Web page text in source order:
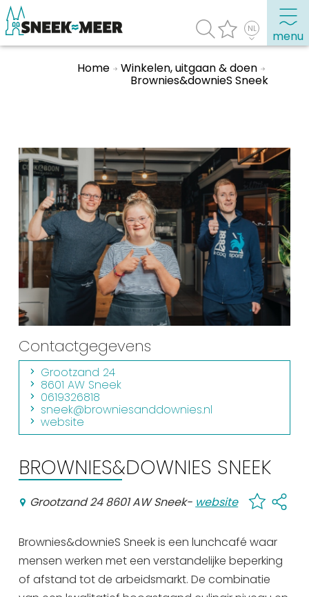
menu
Toeristische informatie
Bezienswaardigheden
Winkelen, uitgaan en doen
Eten, drinken & uitgaan
Watersport
Overnachten
Winkelen
En meer
Arrangementen
Jouw Sneek
De Friese meren
Other languages
UITagenda
Veel bezochte pagina's:
Top 10 leuke dingen
Home Winkelen, uitgaan & doen
Brownies&downieS Sneek
Contactgegevens
Grootzand 24
8601 AW Sneek
0619326818
sneek@browniesanddownies.nl
website
BROWNIES&DOWNIES SNEEK
Grootzand 24 8601 AW Sneek- website
Brownies&downieS Sneek is een lunchcafé waar
mensen werken met een verstandelijke beperking
of afstand tot de arbeidsmarkt. De combinatie